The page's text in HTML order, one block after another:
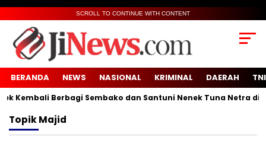
SCROLL TO CONTINUE WITH CONTENT
BERANDA NEWS NASIONAL KRIMINAL DAERAH
Berbagi Sembako dan Santuni Nenek Tuna Netra di
TopikMajid